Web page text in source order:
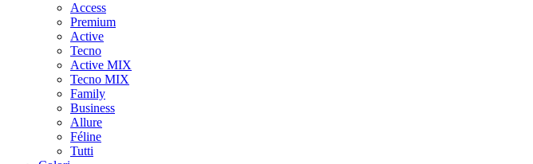
Access
Premium
Active
Tecno
Active MIX
Tecno MIX
Family
Business
Allure
Féline
Tutti